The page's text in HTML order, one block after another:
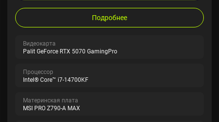
Подробнее
Видеокарта
Palit GeForce RTX 5070 GamingPro
Процессор
Intel® Core™ i7-14700KF
Материнская плата
MSI PRO Z790-A MAX